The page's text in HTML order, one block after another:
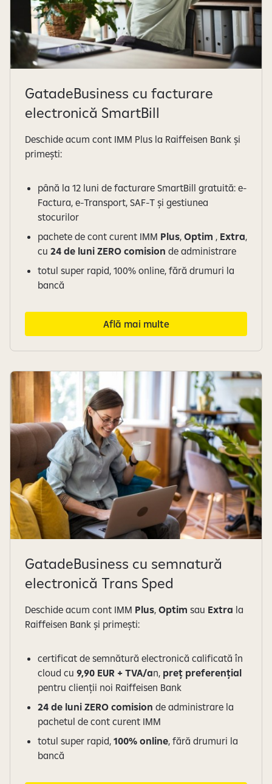
GatadeBusiness cu facturare
electronică SmartBill
Deschide acum cont IMM Plus la Raiffeisen Bank și
primești:
până la 12 luni de facturare SmartBill gratuită: e-
Factura, e-Transport, SAF-T și gestiunea
stocurilor
pachete de cont curent IMM Plus, Optim , Extra,
cu 24 de luni ZERO comision de administrare
totul super rapid, 100% online, fără drumuri la
bancă
Află mai multe
GatadeBusiness cu semnatură
electronică Trans Sped
Deschide acum cont IMM Plus, Optim sau Extra la
Raiffeisen Bank și primești:
certificat de semnătură electronică calificată în
cloud cu 9,90 EUR + TVA/an, preț preferențial
pentru clienții noi Raiffeisen Bank
24 de luni ZERO comision de administrare la
pachetul de cont curent IMM
totul super rapid, 100% online, fără drumuri la
bancă